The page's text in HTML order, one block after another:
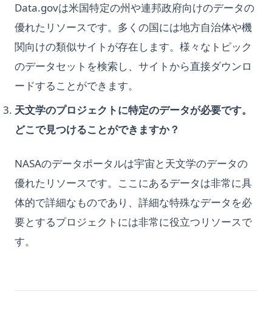
Data.govは米国特定の州や連邦政府向けのデータの
優れたリソースです。多くの国には地方自治体や機
関向けの類似サイトが存在します。様々なトピック
のデータセットを検索し、サイトから直接ダウンロ
ードすることができます。
天文学のプロジェクトに特定のデータが必要です。
どこで見つけることができますか？
NASAのデータポータルは宇宙と天文学のデータの
優れたリソースです。ここにあるデータは非常に具
体的で詳細なものであり、詳細な特殊なデータを必
要とするプロジェクトには非常に役立つリソースで
す。